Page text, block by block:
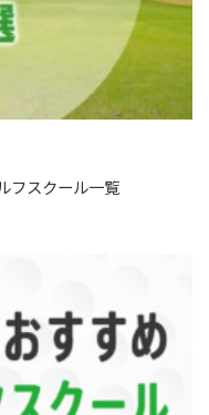
フスクール一覧